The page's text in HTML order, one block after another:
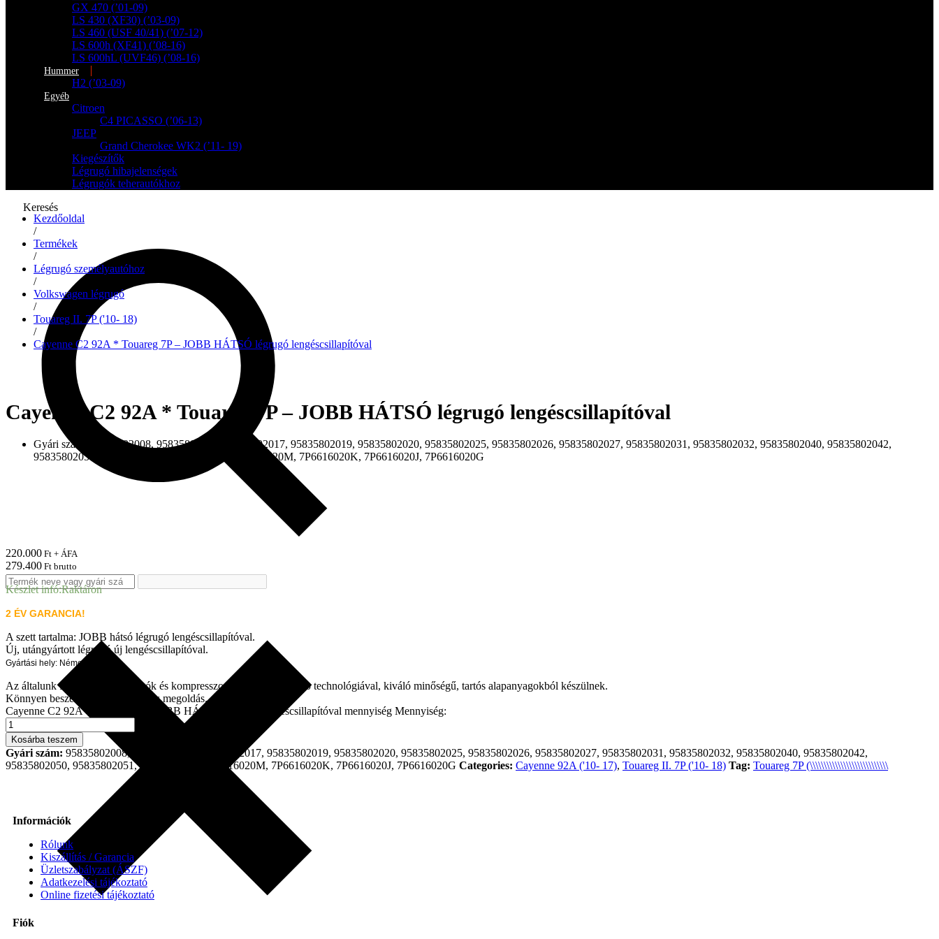
GX 470 (’01-09)
LS 430 (XF30) (’03-09)
LS 460 (USF 40/41) (’07-12)
LS 600h (XF41) (’08-16)
LS 600hL (UVF46) (’08-16)
Hummer
H2 (’03-09)
Egyéb
Citroen
C4 PICASSO (’06-13)
JEEP
Grand Cherokee WK2 (’11- 19)
Kiegészítők
Légrugó hibajelenségek
Légrugók teherautókhoz
Keresés
Kezdőoldal
/
Termékek
/
Légrugó személyautóhoz
/
Volkswagen légrugó
/
Touareg II. 7P ('10- 18)
/
Cayenne C2 92A * Touareg 7P – JOBB HÁTSÓ légrugó lengéscsillapítóval
Cayenne C2 92A * Touareg 7P – JOBB HÁTSÓ légrugó lengéscsillapítóval
Gyári szám:
95835802008, 95835802018, 95835802017, 95835802019, 95835802020, 95835802025, 95835802026, 95835802027, 95835802031, 95835802032, 95835802040, 95835802042,
95835802050, 95835802051, 7P6616020N, 7P6616020M, 7P6616020K, 7P6616020J, 7P6616020G
220.000 Ft + ÁFA
279.400 Ft brutto
Készlet infó:Raktáron
2 ÉV GARANCIA!
A szett tartalma: JOBB hátsó légrugó lengéscsillapítóval.
Új, utángyártott légrugó új lengéscsillapítóval.
Gyártási hely: Németország
Az általunk forgalmazott légrugók és kompresszorok a legkorszerűbb technológiával, kiváló minőségű, tartós alapanyagokból készülnek.
Könnyen beszerelhető, gazdaságos megoldás.
Cayenne C2 92A * Touareg 7P - JOBB HÁTSÓ légrugó lengéscsillapítóval mennyiség Mennyiség:
Kosárba teszem
Gyári szám: 95835802008, 95835802018, 95835802017, 95835802019, 95835802020, 95835802025, 95835802026, 95835802027, 95835802031, 95835802032, 95835802040, 95835802042,
95835802050, 95835802051, 7P6616020N, 7P6616020M, 7P6616020K, 7P6616020J, 7P6616020G Categories: Cayenne 92A ('10- 17), Touareg II. 7P ('10- 18) Tag: Touareg 7P (\\\\\\\\\\\\\\\\\\\\\\\\\\\\
Információk
Rólunk
Kiszállítás / Garancia
Üzletszabályzat (ÁSZF)
Adatkezelési tájékoztató
Online fizetési tájékoztató
Fiók